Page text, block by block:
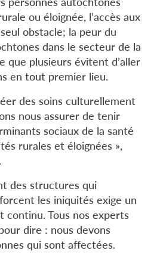
ou éloignée, l’accès aux
obstacle; la peur du
dans le secteur de la
que plusieurs évitent d’aller
en tout premier lieu.
des soins culturellement
nous assurer de tenir
sociaux de la santé
rurales et éloignées »,
des structures qui
les iniquités exige un
Tous nos experts
dire : nous devons
qui sont affectées.